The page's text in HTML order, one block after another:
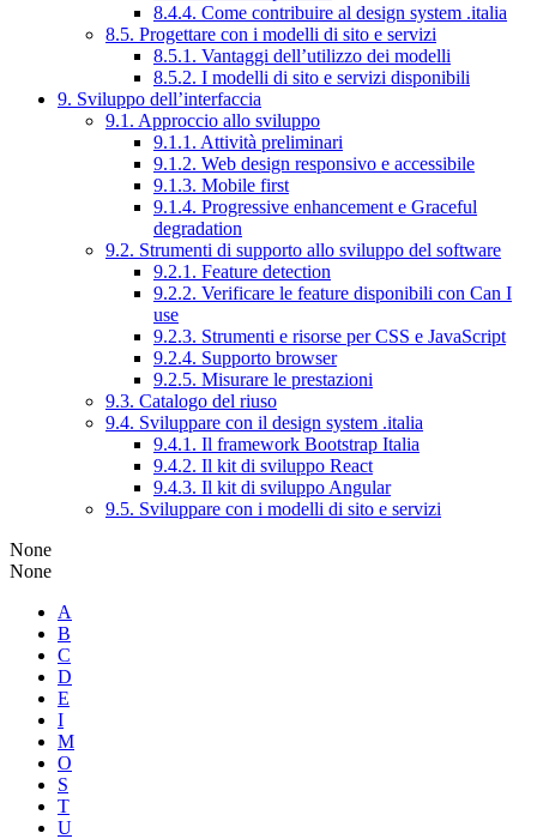
8.4.4. Come contribuire al design system .italia
8.5. Progettare con i modelli di sito e servizi
8.5.1. Vantaggi dell’utilizzo dei modelli
8.5.2. I modelli di sito e servizi disponibili
9. Sviluppo dell’interfaccia
9.1. Approccio allo sviluppo
9.1.1. Attività preliminari
9.1.2. Web design responsivo e accessibile
9.1.3. Mobile first
9.1.4. Progressive enhancement e Graceful
degradation
9.2. Strumenti di supporto allo sviluppo del software
9.2.1. Feature detection
9.2.2. Verificare le feature disponibili con Can I
use
9.2.3. Strumenti e risorse per CSS e JavaScript
9.2.4. Supporto browser
9.2.5. Misurare le prestazioni
9.3. Catalogo del riuso
9.4. Sviluppare con il design system .italia
9.4.1. Il framework Bootstrap Italia
9.4.2. Il kit di sviluppo React
9.4.3. Il kit di sviluppo Angular
9.5. Sviluppare con i modelli di sito e servizi
None
None
A
B
C
D
E
I
M
O
S
T
U